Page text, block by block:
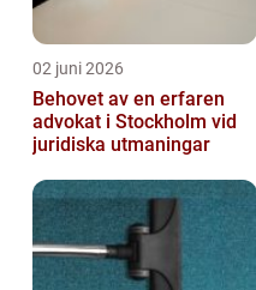
02 juni 2026
Behovet av en erfaren
advokat i Stockholm vid
juridiska utmaningar